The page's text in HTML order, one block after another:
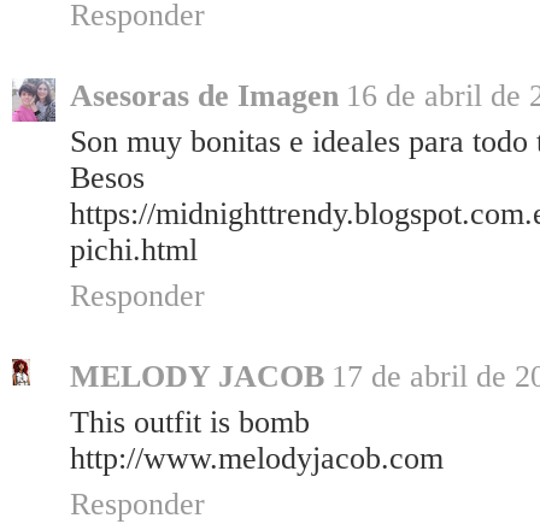
Responder
Asesoras de Imagen 16 de abril de
Son muy bonitas e ideales para
Besos
https://
pichi.html
Responder
MELODY JACOB 17 de abril de
This outfit is bomb
http://www.melodyjacob.com
Responder